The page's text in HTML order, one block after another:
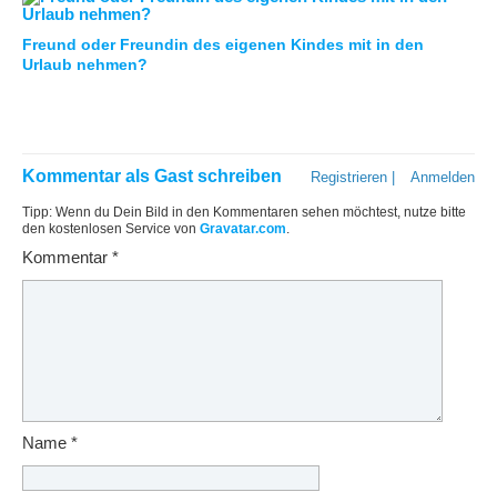
Freund oder Freundin des eigenen Kindes mit in den
Urlaub nehmen?
Anmelden
Registrieren
Kommentar als Gast schreiben
Tipp: Wenn du Dein Bild in den Kommentaren sehen möchtest, nutze bitte
den kostenlosen Service von Gravatar.com
Kommentar *
Name *